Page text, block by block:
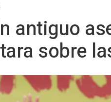
antiguo
sobre